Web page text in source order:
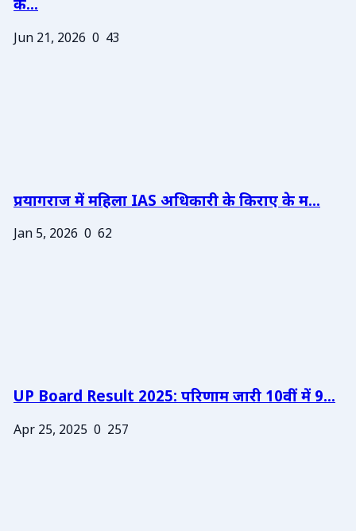
के...
Jun 21, 2026 0 43
प्रयागराज में महिला IAS अधिकारी के किराए के म...
Jan 5, 2026 0 62
UP Board Result 2025: परिणाम जारी 10वीं में 9...
Apr 25, 2025 0 257